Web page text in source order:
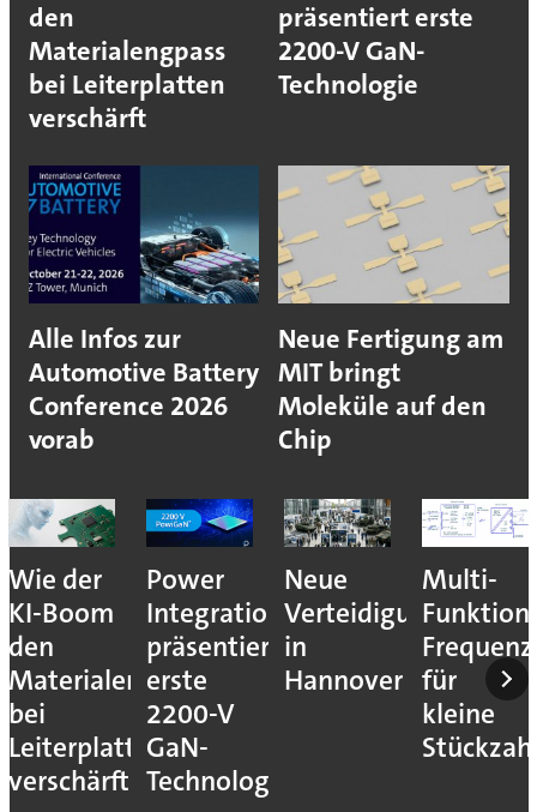
den
Materialengpass
bei Leiterplatten
verschärft
präsentiert erste
2200-V GaN-
Technologie
Alle Infos zur
Automotive Battery
Conference 2026
vorab
Neue Fertigung am
MIT bringt
Moleküle auf den
Chip
Wie der
KI-Boom
den
Materialengpass
bei
Leiterplatten
verschärft
Power
Integrations
präsentiert
erste
2200-V
GaN-
Technologie
Neue
Verteidigungsmesse
in
Hannover
Multi-
für
kleine